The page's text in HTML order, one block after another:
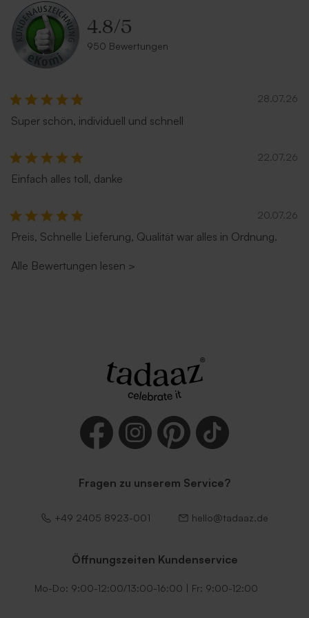
Runde Tischkarte mit
eigenem Design
Ovale Tischkarte mit
Tischkarte in Herzform mit
Bogenförmige Tischkarte
Ecru Umschlag mit
selbstklebendem Verschluss cm)
Roter Umschlag
Länglicher Umschlag mit
spitzer Klappe 'Eucalyptus'
Umschlag mit Spitzklappe
Dunkelblauer Umschlag
spitzer Klappe 'Nude'
spitzer Klappe 'Rostbraun'
4.8/5
950 Bewertungen
28.07.26
Super schön, individuell und schnell
22.07.26
Einfach alles toll, danke
20.07.26
Preis, Schnelle Lieferung, Qualität war alles in Ordnung.
Alle Bewertungen lesen >
Fragen zu unserem Service?
+49 2405 8923-001 hello@tadaaz.de
Öffnungszeiten Kundenservice
Mo-Do: 9:00-12:00/13:00-16:00 | Fr: 9:00-12:00